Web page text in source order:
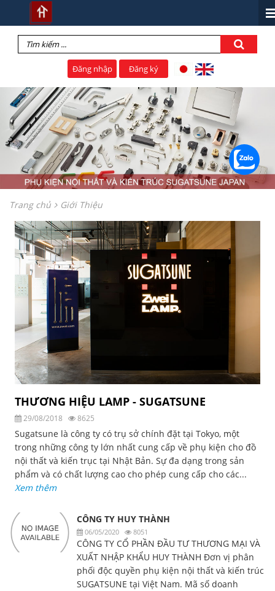
Đăng nhập Đăng ký
Trang chủ Giới Thiệu
THƯƠNG HIỆU LAMP - SUGATSUNE
29/08/2018 8625
Sugatsune là công ty có trụ sở chính đặt tại Tokyo, một
trong những công ty lớn nhất cung cấp về phụ kiện cho đồ
nội thất và kiến trục tại Nhật Bản. Sự đa dạng trong sản
phẩm và có chất lượng cao cho phép cung cấp cho các...
Xem thêm
CÔNG TY HUY THÀNH
06/05/2020 8051
CÔNG TY CỔ PHẦN ĐẦU TƯ THƯƠNG MẠI VÀ
XUẤT NHẬP KHẨU HUY THÀNH Đơn vị phân
phối độc quyền phụ kiện nội thất và kiến trúc
SUGATSUNE tại Việt Nam. Mã số doanh